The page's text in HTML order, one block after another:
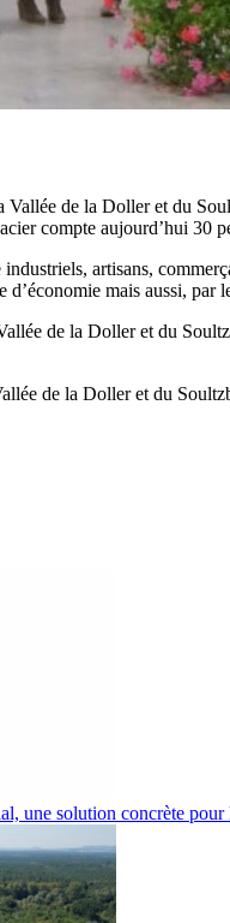
de la Doller et du
compte aujourd’hui 30
artisans,
mais aussi,
de la Doller et du
de la Doller et du
une solution concrète pour